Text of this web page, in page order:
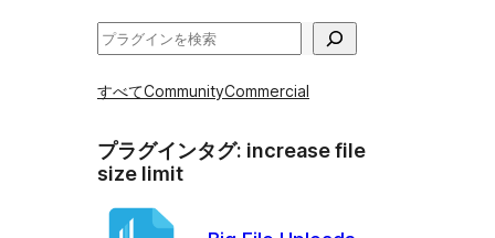
検
すべてCommunityCommercial
プラグインタグ: increase file
size limit